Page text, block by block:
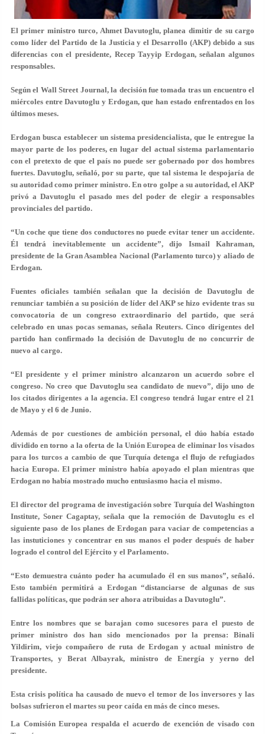
El primer ministro turco, Ahmet Davutoglu, planea dimitir de su cargo
como líder del Partido de la Justicia y el Desarrollo (AKP) debido a sus
diferencias con el presidente, Recep Tayyip Erdogan, señalan algunos
responsables.
Según el Wall Street Journal, la decisión fue tomada tras un encuentro el
miércoles entre Davutoglu y Erdogan, que han estado enfrentados en los
últimos meses.
Erdogan busca establecer un sistema presidencialista, que le entregue la
mayor parte de los poderes, en lugar del actual sistema parlamentario
con el pretexto de que el país no puede ser gobernado por dos hombres
fuertes. Davutoglu, señaló, por su parte, que tal sistema le despojaría de
su autoridad como primer ministro. En otro golpe a su autoridad, el AKP
privó a Davutoglu el pasado mes del poder de elegir a responsables
provinciales del partido.
“Un coche que tiene dos conductores no puede evitar tener un accidente.
Él tendrá inevitablemente un accidente”, dijo Ismail Kahraman,
presidente de la Gran Asamblea Nacional (Parlamento turco) y aliado de
Erdogan.
Fuentes oficiales también señalan que la decisión de Davutoglu de
renunciar también a su posición de líder del AKP se hizo evidente tras su
convocatoria de un congreso extraordinario del partido, que será
celebrado en unas pocas semanas, señala Reuters. Cinco dirigentes del
partido han confirmado la decisión de Davutoglu de no concurrir de
nuevo al cargo.
“El presidente y el primer ministro alcanzaron un acuerdo sobre el
congreso. No creo que Davutoglu sea candidato de nuevo”, dijo uno de
los citados dirigentes a la agencia. El congreso tendrá lugar entre el 21
de Mayo y el 6 de Junio.
Además de por cuestiones de ambición personal, el dúo había estado
dividido en torno a la oferta de la Unión Europea de eliminar los visados
para los turcos a cambio de que Turquía detenga el flujo de refugiados
hacia Europa. El primer ministro había apoyado el plan mientras que
Erdogan no había mostrado mucho entusiasmo hacia el mismo.
El director del programa de investigación sobre Turquía del Washington
Institute, Soner Cagaptay, señala que la remoción de Davutoglu es el
siguiente paso de los planes de Erdogan para vaciar de competencias a
las instuticiones y concentrar en sus manos el poder después de haber
logrado el control del Ejército y el Parlamento.
“Esto demuestra cuánto poder ha acumulado él en sus manos”, señaló.
Esto también permitirá a Erdogan “distanciarse de algunas de sus
fallidas políticas, que podrán ser ahora atribuidas a Davutoglu”.
Entre los nombres que se barajan como sucesores para el puesto de
primer ministro dos han sido mencionados por la prensa: Binali
Yildirim, viejo compañero de ruta de Erdogan y actual ministro de
Transportes, y Berat Albayrak, ministro de Energía y yerno del
presidente.
Esta crisis política ha causado de nuevo el temor de los inversores y las
bolsas sufrieron el martes su peor caída en más de cinco meses.
La Comisión Europea respalda el acuerdo de exención de visado con